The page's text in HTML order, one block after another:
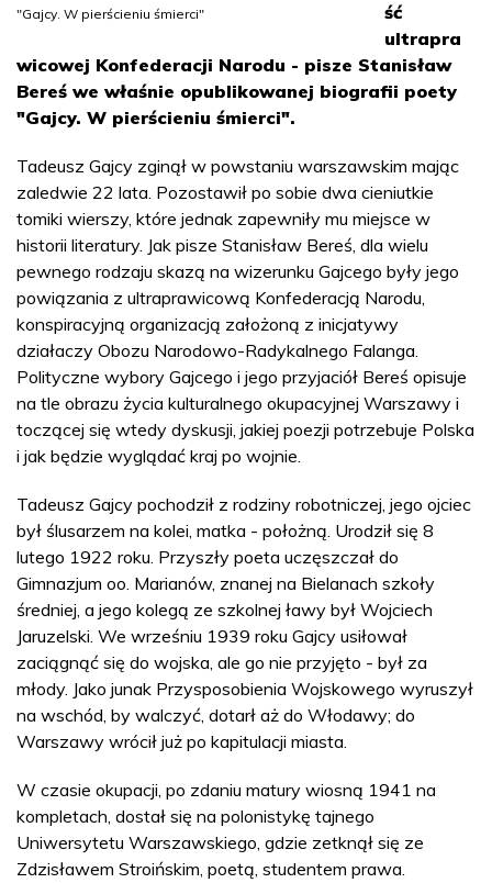
"Gajcy. W pierścieniu śmierci"
ść
ultrapra
wicowej Konfederacji Narodu - pisze Stanisław
Bereś we właśnie opublikowanej biografii poety
"Gajcy. W pierścieniu śmierci".
Tadeusz Gajcy zginął w powstaniu warszawskim mając
zaledwie 22 lata. Pozostawił po sobie dwa cieniutkie
tomiki wierszy, które jednak zapewniły mu miejsce w
historii literatury. Jak pisze Stanisław Bereś, dla wielu
pewnego rodzaju skazą na wizerunku Gajcego były jego
powiązania z ultraprawicową Konfederacją Narodu,
konspiracyjną organizacją założoną z inicjatywy
działaczy Obozu Narodowo-Radykalnego Falanga.
Polityczne wybory Gajcego i jego przyjaciół Bereś opisuje
na tle obrazu życia kulturalnego okupacyjnej Warszawy i
toczącej się wtedy dyskusji, jakiej poezji potrzebuje Polska
i jak będzie wyglądać kraj po wojnie.
Tadeusz Gajcy pochodził z rodziny robotniczej, jego ojciec
był ślusarzem na kolei, matka - położną. Urodził się 8
lutego 1922 roku. Przyszły poeta uczęszczał do
Gimnazjum oo. Marianów, znanej na Bielanach szkoły
średniej, a jego kolegą ze szkolnej ławy był Wojciech
Jaruzelski. We wrześniu 1939 roku Gajcy usiłował
zaciągnąć się do wojska, ale go nie przyjęto - był za
młody. Jako junak Przysposobienia Wojskowego wyruszył
na wschód, by walczyć, dotarł aż do Włodawy; do
Warszawy wrócił już po kapitulacji miasta.
W czasie okupacji, po zdaniu matury wiosną 1941 na
kompletach, dostał się na polonistykę tajnego
Uniwersytetu Warszawskiego, gdzie zetknął się ze
Zdzisławem Stroińskim, poetą, studentem prawa.